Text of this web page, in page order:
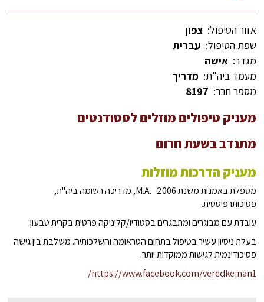
אזור הטיפול: צפון
שפת הטיפול: עברית
מגדר: אישה
מעמד ביה"ת: מדריך
מספר חבר: 8197
מעניק טיפולים מוזלים לסטודנטים
מתנדב בשעת חרום
מעניק הדרכות מוזלות
מטפלת באמנות משנת 2006. .M.A, מדריכה רשומה ביה"ת,
פסיכותרפיסטית.
עובדת עם מבוגרים ומתבגרים בסטודיו/קליניקה פרטית בקרית טבעון.
בעלת ניסיון עשיר בטיפול בתחום הטראומה והשלכותיה. משלבת בין גישה
פסיכודינמית לגישות ממוקדות יותר.
https://www.facebook.com/veredkeinan1/